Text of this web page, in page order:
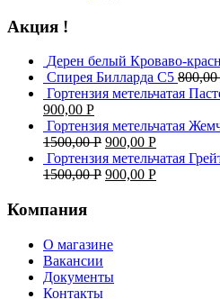
Акция !
Дерен белый Кроваво-
Спирея Билларда С5 800,00
Гортензия метельчатая
900,00 Р
Гортензия метельчатая
1500,00Р 900,00 Р
Гортензия метельчатая
1500,00Р 900,00 Р
Компания
О магазине
Вакансии
Документы
Контакты